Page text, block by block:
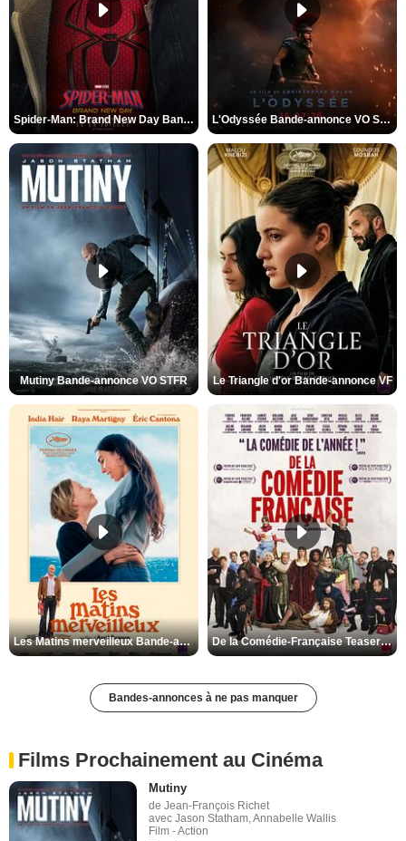
Spider-Man: Brand New Day Bande-annonce VO STFR L'Odyssée Bande-annonce VO STFR
Mutiny Bande-annonce VO STFR Le Triangle d'or Bande-annonce VF
Les Matins merveilleux Bande-annonce VF De la Comédie-Française Teaser VF
Bandes-annonces à ne pas manquer
Films Prochainement au Cinéma
Mutiny
de Jean-François Richet
avec Jason Statham, Annabelle Wallis
Film - Action